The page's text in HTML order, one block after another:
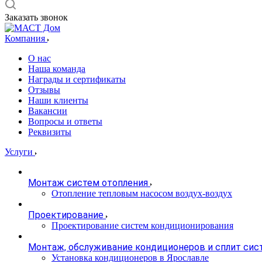
Заказать звонок
Компания
О нас
Наша команда
Награды и сертификаты
Отзывы
Наши клиенты
Вакансии
Вопросы и ответы
Реквизиты
Услуги
Монтаж систем отопления
Отопление тепловым насосом воздух-воздух
Проектирование
Проектирование систем кондиционирования
Монтаж, обслуживание кондиционеров и сплит
Установка кондиционеров в Ярославле